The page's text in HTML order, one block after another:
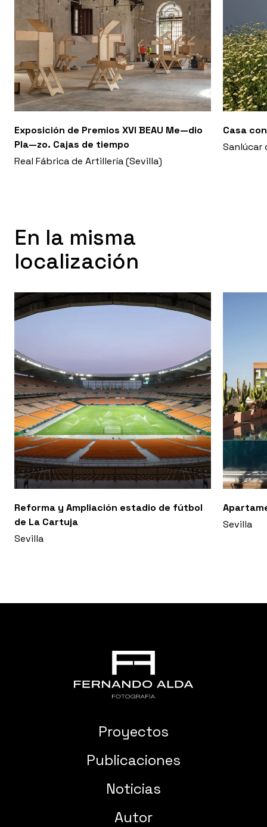
Exposición de Premios XVI BEAU Me—dio
Pla—zo. Cajas de tiempo
Real Fábrica de Artillería (Sevilla)
Casa
Sanlúcar
En la misma
localización
Reforma y Ampliación estadio de fútbol
de La Cartuja
Sevilla
Sevilla
Proyectos
Publicaciones
Noticias
Autor